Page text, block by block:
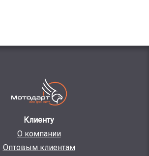
Клиенту
О компании
Оптовым клиентам